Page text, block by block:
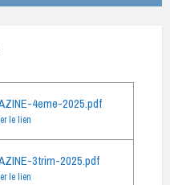
4eme-2025.pdf
le lien
3trim-2025.pdf
le lien